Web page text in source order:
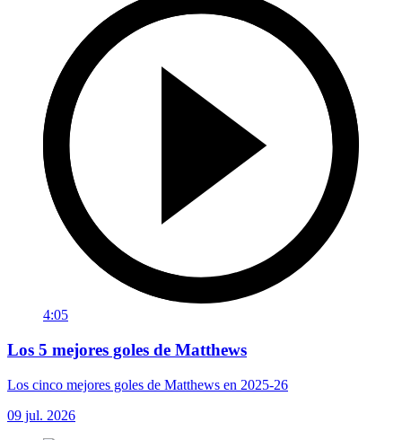
4:05
Los 5 mejores goles de Matthews
Los cinco mejores goles de Matthews en 2025-26
09 jul. 2026